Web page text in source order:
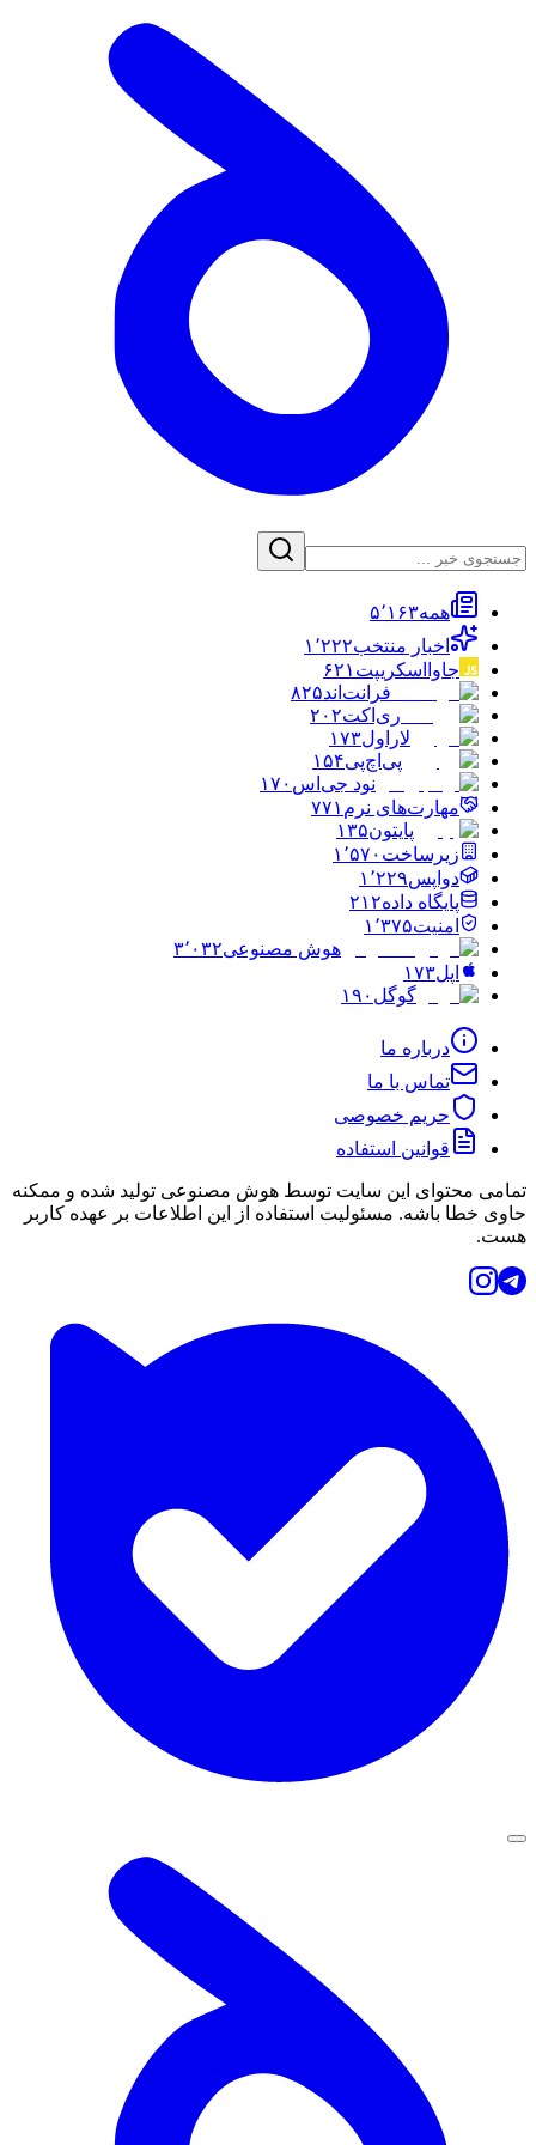
همه۵٬۱۶۳
اخبار منتخب۱٬۲۲۲
جاوااسکریپت ۶۲۱
فرانت‌اند۸۲۵
ری‌اکت۲۰۲
لاراول۱۷۳
پی‌اچ‌پی۱۵۴
نود جی‌اس ۱۷۰
مهارت‌های نرم ۷۷۱
پایتون۱۳۵
زیرساخت ۱٬۵۷۰
دواپس۱٬۲۲۹
پایگاه داده۲۱۲
امنیت۱٬۳۷۵
هوش مصنوعی۳٬۰۳۲
اپل۱۷۳
گوگل ۱۹۰
درباره ما
تماس با ما
حریم خصوصی
قوانین استفاده
تمامی محتوای این سایت توسط هوش مصنوعی تولید شده و ممکنه
حاوی خطا باشه. مسئولیت استفاده از این اطلاعات بر عهده کاربر
هست.